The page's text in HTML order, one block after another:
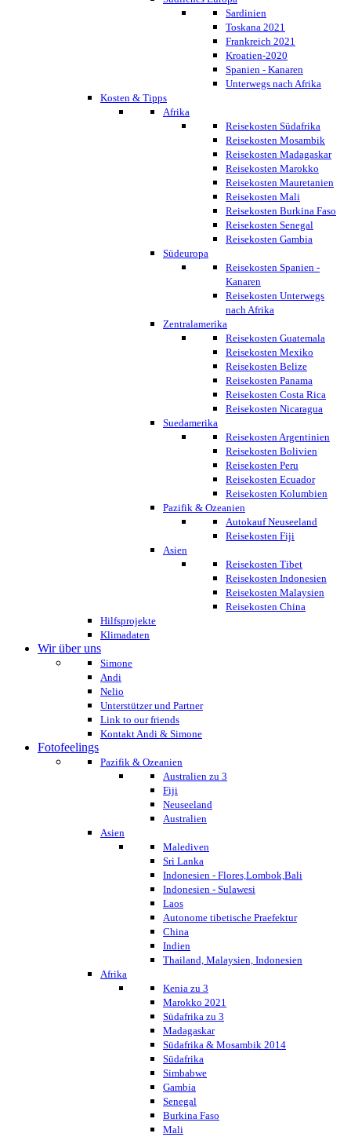
Sardinien
Toskana 2021
Frankreich 2021
Kroatien-2020
Spanien - Kanaren
Unterwegs nach Afrika
Kosten & Tipps
Afrika
Reisekosten Südafrika
Reisekosten Mosambik
Reisekosten Madagaskar
Reisekosten Marokko
Reisekosten Mauretanien
Reisekosten Mali
Reisekosten Burkina Faso
Reisekosten Senegal
Reisekosten Gambia
Südeuropa
Reisekosten Spanien -
Kanaren
Reisekosten Unterwegs
nach Afrika
Zentralamerika
Reisekosten Guatemala
Reisekosten Mexiko
Reisekosten Belize
Reisekosten Panama
Reisekosten Costa Rica
Reisekosten Nicaragua
Suedamerika
Reisekosten Argentinien
Reisekosten Bolivien
Reisekosten Peru
Reisekosten Ecuador
Reisekosten Kolumbien
Pazifik & Ozeanien
Autokauf Neuseeland
Reisekosten Fiji
Asien
Reisekosten Tibet
Reisekosten Indonesien
Reisekosten Malaysien
Reisekosten China
Hilfsprojekte
Klimadaten
Wir über uns
Simone
Andi
Nelio
Unterstützer und Partner
Link to our friends
Kontakt Andi & Simone
Fotofeelings
Pazifik & Ozeanien
Australien zu 3
Fiji
Neuseeland
Australien
Asien
Malediven
Sri Lanka
Indonesien - Flores,Lombok,Bali
Indonesien - Sulawesi
Laos
Autonome tibetische Praefektur
China
Indien
Thailand, Malaysien, Indonesien
Afrika
Kenia zu 3
Marokko 2021
Südafrika zu 3
Madagaskar
Südafrika & Mosambik 2014
Südafrika
Simbabwe
Gambia
Senegal
Burkina Faso
Mali